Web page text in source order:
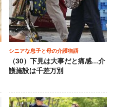
シニアな息子と母の介護物語
（30）下見は大事だと痛感…介
護施設は千差万別